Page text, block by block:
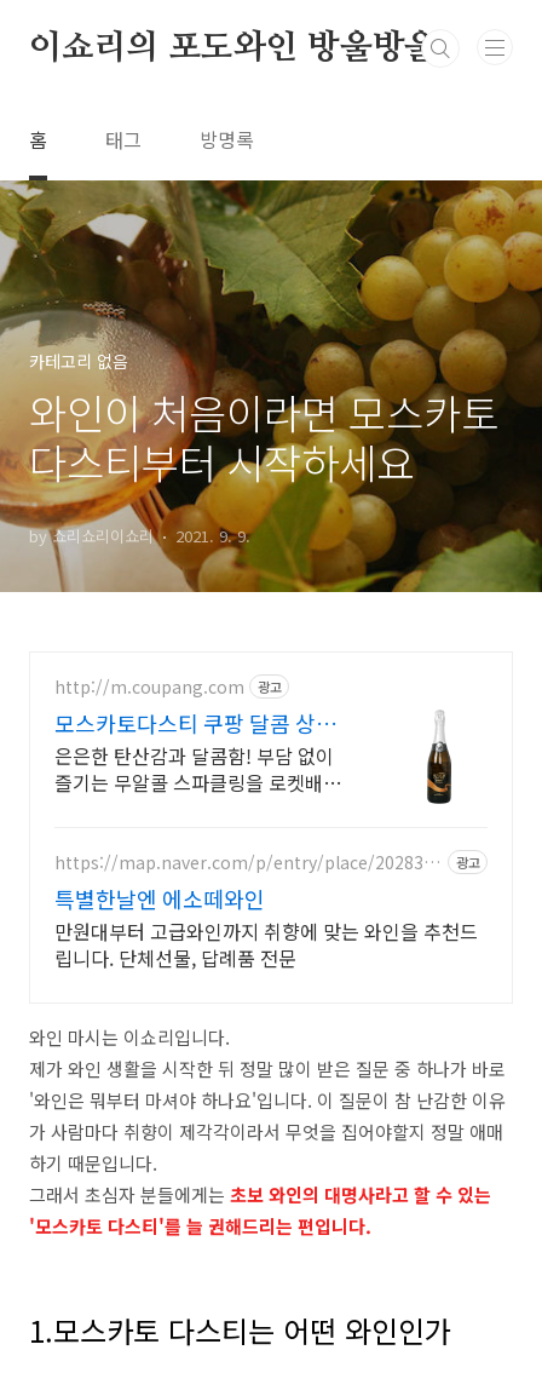
이쇼리의 포도와인 방울방울
홈 태그 방명록
카테고리 없음
와인이 처음이라면 모스카토
다스티부터 시작하세요
by 쇼리쇼리이쇼리 2021. 9. 9.
http://m.coupang.com 광고
모스카토다스티 쿠팡 달콤 상큼
청포도 맛
은은한 탄산감과 달콤함! 부담 없이
즐기는 무알콜 스파클링을 로켓배송
구매.
https://map.naver.com/p/entry/place/2028351
광고
특별한날엔 에소떼와인
만원대부터 고급와인까지 취향에 맞는 와인을 추천드
립니다. 단체선물, 답례품 전문
와인 마시는 이쇼리입니다.
제가 와인 생활을 시작한 뒤 정말 많이 받은 질문 중 하나가 바로
'와인은 뭐부터 마셔야 하나요'입니다. 이 질문이 참 난감한 이유
가 사람마다 취향이 제각각이라서 무엇을 집어야할지 정말 애매
하기 때문입니다.
그래서 초심자 분들에게는 초보 와인의 대명사라고 할 수 있는
'모스카토 다스티'를 늘 권해드리는 편입니다.
1.모스카토 다스티는 어떤 와인인가